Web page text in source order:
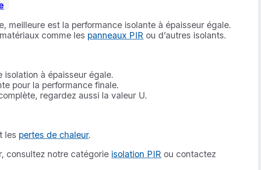
meilleure est la performance isolante à épaisseur égale.
comme les panneaux PIR ou d’autres isolants.
isolation à épaisseur égale.
pour la performance finale.
regardez aussi la valeur U.
les pertes de chaleur.
consultez notre catégorie isolation PIR ou contactez